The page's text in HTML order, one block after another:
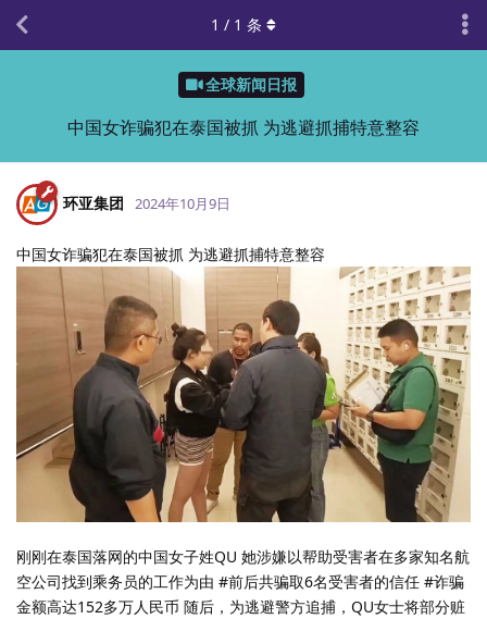
全球新闻日报
中国女诈骗犯在泰国被抓 为逃避抓捕特意整容
1 / 1 条
环亚集团 2024年10月9日
中国女诈骗犯在泰国被抓 为逃避抓捕特意整容
刚刚在泰国落网的中国女子姓QU 她涉嫌以帮助受害者在多家知名航
空公司找到乘务员的工作为由 #前后共骗取6名受害者的信任 #诈骗
金额高达152多万人民币 随后，为逃避警方追捕，QU女士将部分赃